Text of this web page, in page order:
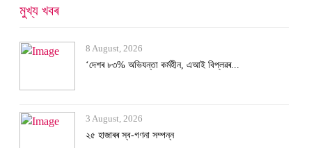
মুখ্য খবৰ
8 August, 2026
‘দেশৰ ৮৩% অভিযন্তা কৰ্মহীন, এআই বিপ্লৱৰ...
3 August, 2026
২৫ হাজাৰৰ স্ব-গণনা সম্পন্ন